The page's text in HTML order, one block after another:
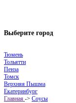
Выберите город
Тюмень
Тольятти
Пенза
Томск
Верхняя Пышма
Екатеринбург
Главная -> Соусы